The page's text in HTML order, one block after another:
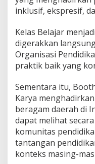
inklusif, ekspresif,
Kelas Belajar
digerakkan
Organisasi
praktik baik yang
Sementara itu,
Karya
beragam daerah di
dapat melihat
komunitas
tantangan
konteks masing-